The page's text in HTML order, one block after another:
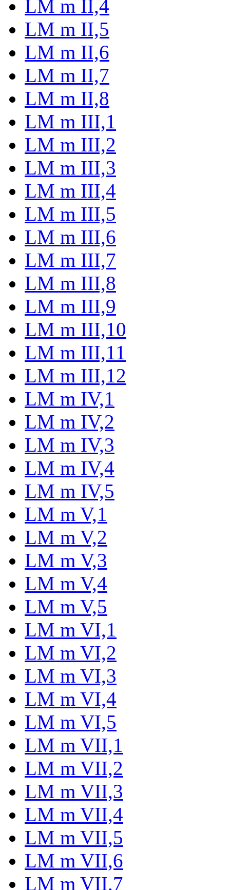
LM m II,4
LM m II,5
LM m II,6
LM m II,7
LM m II,8
LM m III,1
LM m III,2
LM m III,3
LM m III,4
LM m III,5
LM m III,6
LM m III,7
LM m III,8
LM m III,9
LM m III,10
LM m III,11
LM m III,12
LM m IV,1
LM m IV,2
LM m IV,3
LM m IV,4
LM m IV,5
LM m V,1
LM m V,2
LM m V,3
LM m V,4
LM m V,5
LM m VI,1
LM m VI,2
LM m VI,3
LM m VI,4
LM m VI,5
LM m VII,1
LM m VII,2
LM m VII,3
LM m VII,4
LM m VII,5
LM m VII,6
LM m VII,7